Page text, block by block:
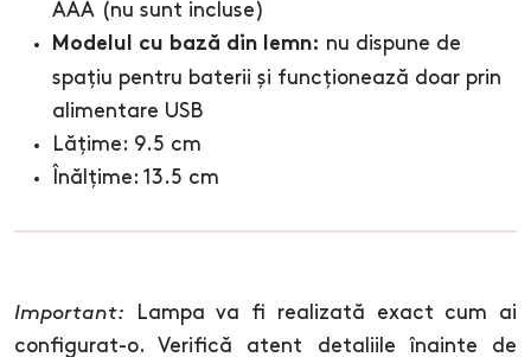
AAA (nu sunt incluse)
Modelul cu bază din lemn: nu dispune de
spațiu pentru baterii și funcționează doar prin
alimentare USB
Lățime: 9.5 cm
Înălțime: 13.5 cm
Important: Lampa va fi realizată exact cum ai
configurat-o. Verifică atent detaliile înainte de